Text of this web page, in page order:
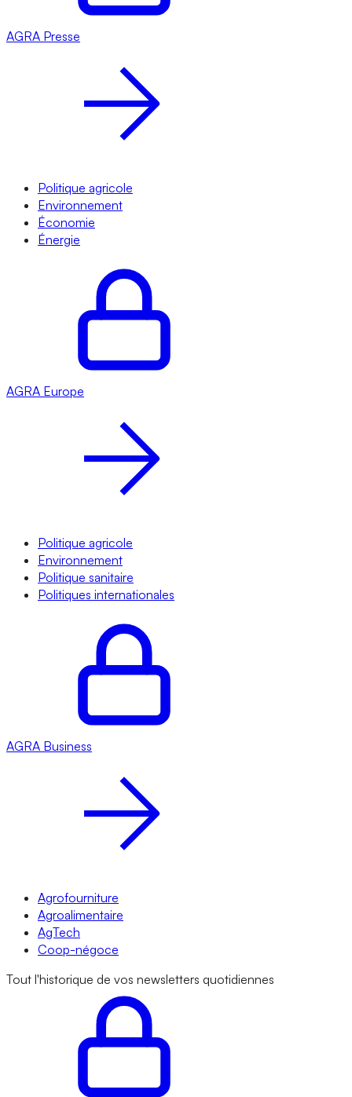
AGRA Presse
Politique agricole
Environnement
Économie
Énergie
AGRA Europe
Politique agricole
Environnement
Politique sanitaire
Politiques internationales
AGRA Business
Agrofourniture
Agroalimentaire
AgTech
Coop-négoce
Tout l'historique de vos newsletters quotidiennes